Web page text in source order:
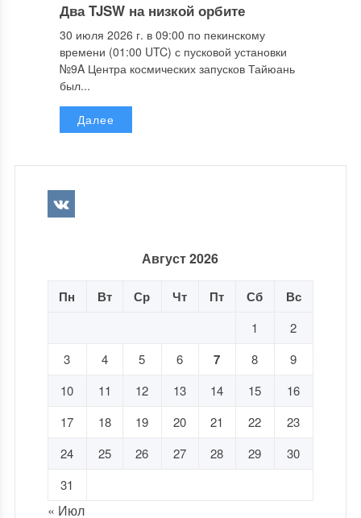
Два TJSW на низкой орбите
30 июля 2026 г. в 09:00 по пекинскому
времени (01:00 UTC) с пусковой установки
№9A Центра космических запусков Тайюань
был...
Далее
Август 2026
Пн Вт Ср Чт Пт Сб Вс
1
2
3
4 5 6 7 8
9
10
11 12 13 14 15
16
17
18 19 20 21 22
23
24
25 26 27 28 29
30
31
« Июл